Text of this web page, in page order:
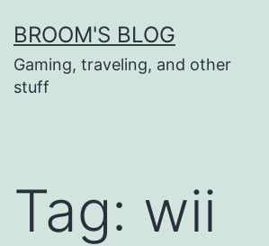
to
content
BROOM'S BLOG
Gaming, traveling, and other
stuff
Tag: wii